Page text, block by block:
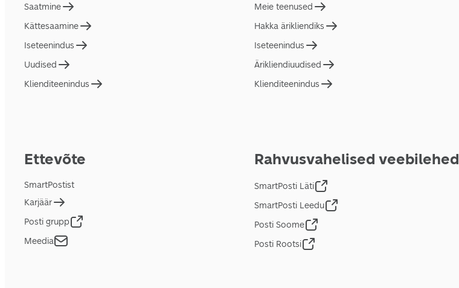
Saatmine
Kättesaamine
Iseteenindus
Uudised
Klienditeenindus
Meie teenused
Hakka ärikliendiks
Iseteenindus
Ärikliendiuudised
Klienditeenindus
Ettevõte
SmartPostist
Karjäär
Posti grupp
Meedia
Rahvusvahelised veebilehed
SmartPosti Läti
SmartPosti Leedu
Posti Soome
Posti Rootsi